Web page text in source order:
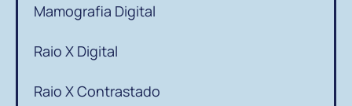
Mamografia Digital
Raio X Digital
Raio X Contrastado